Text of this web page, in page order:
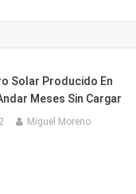
Solar Producido En
Meses Sin Cargar
Miguel Moreno